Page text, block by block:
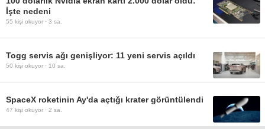
İşte nedeni
55 kişi okuyor · 3 sa.
Togg servis ağı genişliyor: 11 yeni servis açıldı
50 kişi okuyor · 10 sa.
SpaceX roketinin Ay'da açtığı krater görüntülendi
47 kişi okuyor · 2 sa.